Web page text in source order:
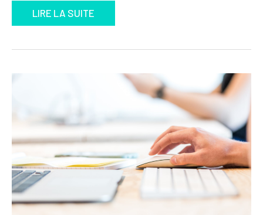
LIRE LA SUITE